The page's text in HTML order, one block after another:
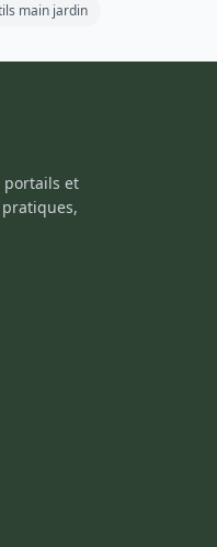
main jardin
portails et